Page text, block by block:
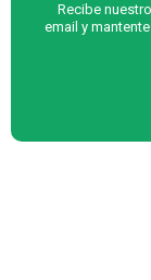
Recibe
email y